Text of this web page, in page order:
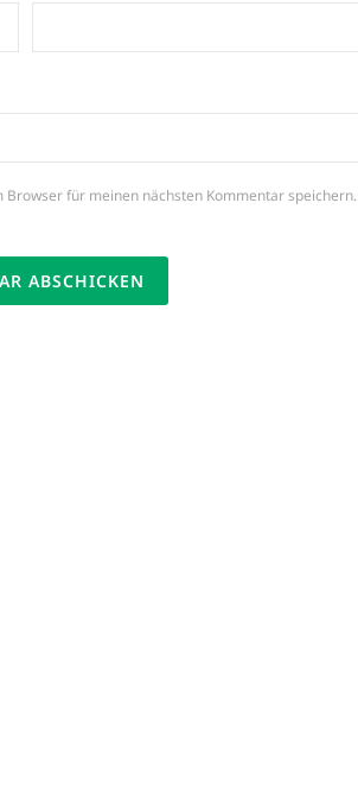
Browser für meinen nächsten Kommentar speichern.